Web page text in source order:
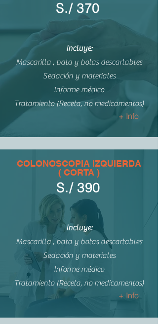
S./ 370
Incluye:
Mascarilla , bata y botas descartables
Sedación y materiales
Informe médico
Tratamiento (Receta, no medicamentos)
+ Info
COLONOSCOPIA IZQUIERDA
( CORTA )
S./ 390
Incluye:
Mascarilla , bata y botas descartables
Sedación y materiales
Informe médico
Tratamiento (Receta, no medicamentos)
+ Info